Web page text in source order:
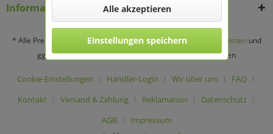
Informationen
* Alle Preise verstehen sich zzgl. Mehrwertsteuer und Versandkostenund
ggf. Nachnahmegebühren, wenn nicht anders beschrieben
Cookie-Einstellungen Händler-Login Wir über uns
FAQ
Kontakt
Versand & Zahlung Reklamation
Datenschutz
AGB
Impressum
Alle akzeptieren
Einstellungen speichern